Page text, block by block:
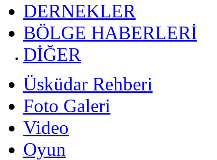
DERNEKLER
BÖLGE HABERLERİ
DİĞER
Üsküdar Rehberi
Foto Galeri
Video
Oyun